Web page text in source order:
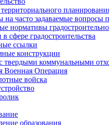
на часто задаваемые
нормативы
в сфере градостроительства
ссылки
конструкции
твердыми коммунальными
Военная Операция
войска
образования